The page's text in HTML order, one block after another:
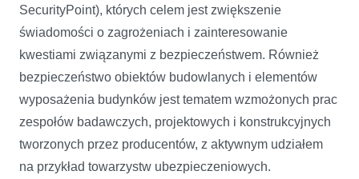
SecurityPoint), których celem jest zwiększenie
świadomości o zagrożeniach i zainteresowanie
kwestiami związanymi z bezpieczeństwem. Również
bezpieczeństwo obiektów budowlanych i elementów
wyposażenia budynków jest tematem wzmożonych prac
zespołów badawczych, projektowych i konstrukcyjnych
tworzonych przez producentów, z aktywnym udziałem
na przykład towarzystw ubezpieczeniowych.